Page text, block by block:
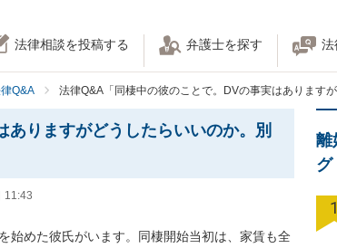
法律相談を投稿する 弁護士を探す 法
Q&A 法律Q&A「同棲中の彼のことで。DVの事実はあります
ありますがどうしたらいいのか。別
11:43
始めた彼氏がいます。同棲開始当初は、家賃も全
離
グ
1